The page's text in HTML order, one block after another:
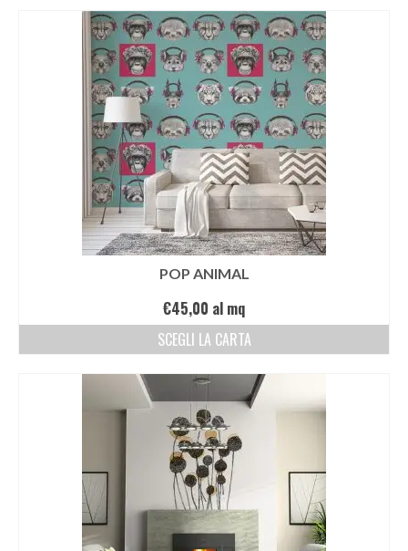
POP ANIMAL
€45,00 al mq
SCEGLI LA CARTA